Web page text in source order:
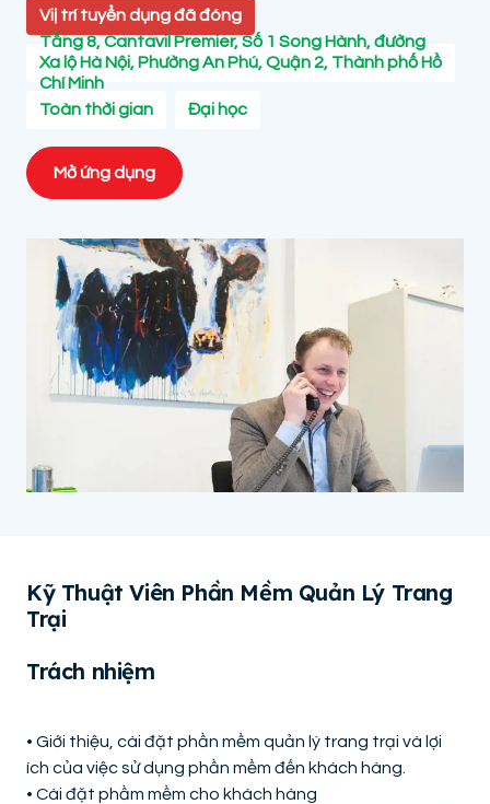
Viị trí tuyển dụng đã đóng
Tầng 8, Cantavil Premier, Số 1 Song Hành, đường
Xa lộ Hà Nội, Phường An Phú, Quận 2, Thành phố Hồ
Chí Minh
Toàn thời gian
Đại học
Mở ứng dụng
Kỹ Thuật Viên Phần Mềm Quản Lý Trang
Trại
Trách nhiệm
• Giới thiệu, cài đặt phần mềm quản lý trang trại và lợi
ích của việc sử dụng phần mềm đến khách hàng.
• Cài đặt phầm mềm cho khách hàng